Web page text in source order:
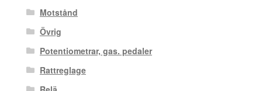
Motstånd
Övrig
Potentiometrar, gas. pedaler
Rattreglage